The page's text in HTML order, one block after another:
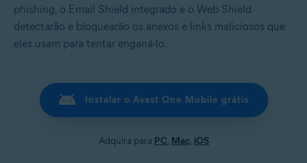
phishing, o Email Shield integrado e o Web Shield
detectarão e bloquearão os anexos e links maliciosos que
eles usam para tentar enganá-lo.
Instalar o Avast One Mobile grátis
Adquira para PC, Mac, iOS